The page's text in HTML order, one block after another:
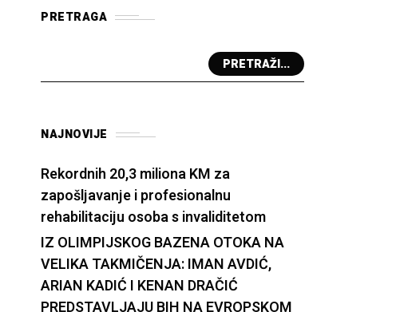
PRETRAGA
PRETRAŽI...
NAJNOVIJE
Rekordnih 20,3 miliona KM za
zapošljavanje i profesionalnu
rehabilitaciju osoba s invaliditetom
IZ OLIMPIJSKOG BAZENA OTOKA NA
VELIKA TAKMIČENJA: IMAN AVDIĆ,
ARIAN KADIĆ I KENAN DRAČIĆ
PREDSTAVLJAJU BIH NA EVROPSKOM